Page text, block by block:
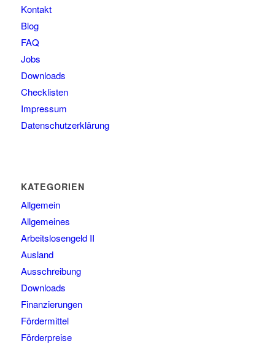
Kontakt
Blog
FAQ
Jobs
Downloads
Checklisten
Impressum
Datenschutzerklärung
KATEGORIEN
Allgemein
Allgemeines
Arbeitslosengeld II
Ausland
Ausschreibung
Downloads
Finanzierungen
Fördermittel
Förderpreise